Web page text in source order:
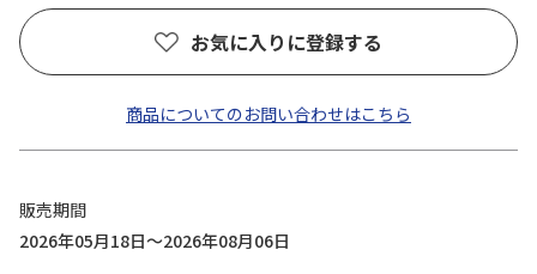
お気に入りに登録する
商品についてのお問い合わせはこちら
販売期間
2026年05月18日～2026年08月06日